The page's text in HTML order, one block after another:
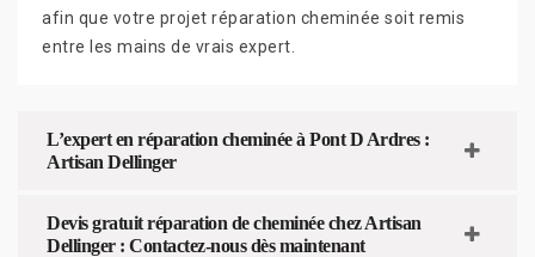
afin que votre projet réparation cheminée soit remis
entre les mains de vrais expert.
L’expert en réparation cheminée à Pont D Ardres :
Artisan Dellinger
Devis gratuit réparation de cheminée chez Artisan
Dellinger : Contactez-nous dès maintenant